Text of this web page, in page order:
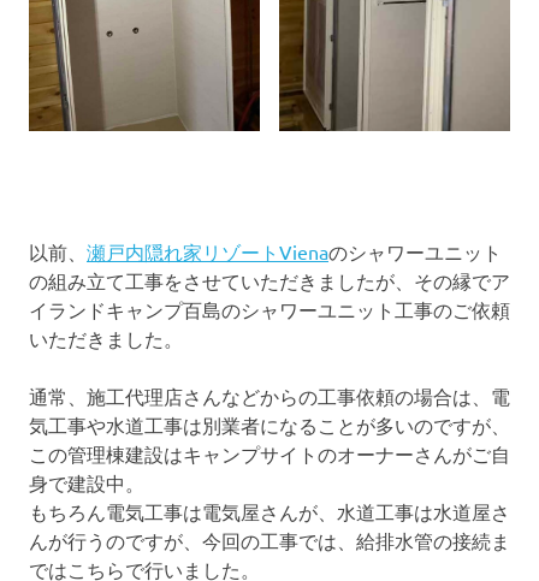
以前、 瀬戸内隠れ家リゾートVienaのシャワーユニット
の組み立て工事をさせていただきましたが、その縁でア
イランドキャンプ百島のシャワーユニット工事のご依頼
いただきました。
通常、施工代理店さんなどからの工事依頼の場合は、電
気工事や水道工事は別業者になることが多いのですが、
この管理棟建設はキャンプサイトのオーナーさんがご自
身で建設中。
もちろん電気工事は電気屋さんが、水道工事は水道屋さ
んが行うのですが、今回の工事では、給排水管の接続ま
ではこちらで行いました。